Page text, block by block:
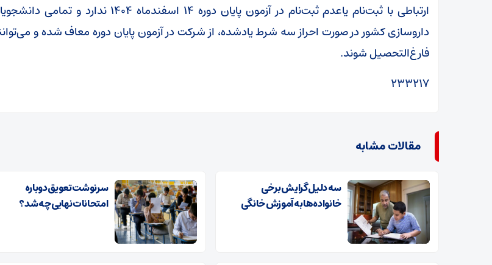
ارتباطی با ثبت‌نام یاعدم ثبت‌نام در آزمون پایان دوره ۱۴ اسفندماه ۱۴۰۴ ندارد و تمامی
داروسازی کشور در صورت احراز سه شرط یادشده، از شرکت در آزمون پایان دوره معاف شده و
فارغ‌التحصیل شوند.
۲۳۳۲۱۷
مقالات مشابه
سه دلیل گرایش برخی
خانواده‌ها به آموزش خانگی
سرنوشت تعویق دوباره
امتحانات نهایی چه شد؟